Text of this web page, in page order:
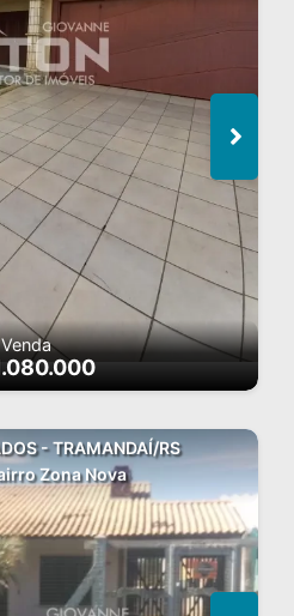
Venda
- TRAMANDAÍ/RS
Zona Nova